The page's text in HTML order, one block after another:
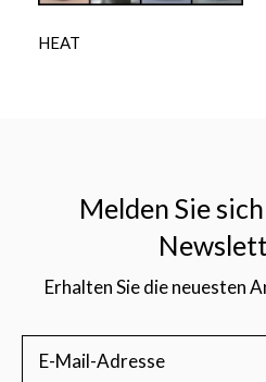
HEAT
Melden Sie
Erhalten Sie die neuesten